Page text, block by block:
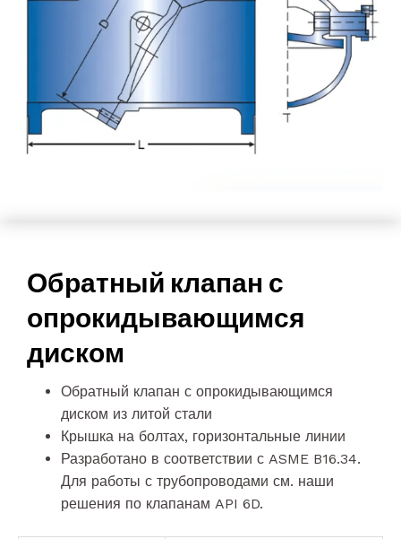
Обратный клапан с
опрокидывающимся
диском
Обратный клапан с опрокидывающимся
диском из литой стали
Крышка на болтах, горизонтальные линии
Разработано в соответствии с ASME B16.34.
Для работы с трубопроводами см. наши
решения по клапанам API 6D.